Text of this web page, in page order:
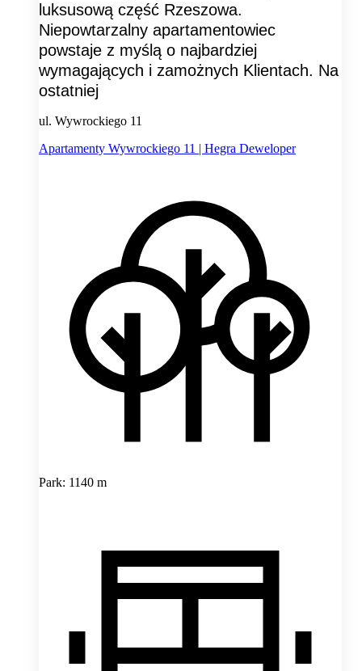
luksusową część Rzeszowa.
Niepowtarzalny apartamentowiec
powstaje z myślą o najbardziej
wymagających i zamożnych Klientach. Na
ostatniej
ul. Wywrockiego 11
Apartamenty Wywrockiego 11 | Hegra Deweloper
Park: 1140 m